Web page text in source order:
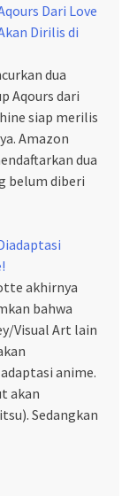
Dari Love
Dirilis di
dua
Aqours dari
siap merilis
Amazon
dua
belum diberi
akhirnya
bahwa
Visual Art lain
anime.
akan
Sedangkan